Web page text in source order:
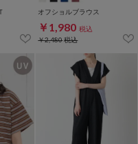
オフショルブラウス
￥1,980 税込
￥2,480税込